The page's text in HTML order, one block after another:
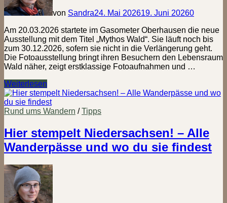
von Sandra24. Mai 202619. Juni 20260
Am 20.03.2026 startete im Gasometer Oberhausen die neue
Ausstellung mit dem Titel „Mythos Wald“. Sie läuft noch bis
zum 30.12.2026, sofern sie nicht in die Verlängerung geht.
Die Fotoausstellung bringt ihren Besuchern den Lebensraum
Wald näher, zeigt erstklassige Fotoaufnahmen und …
„Mythos
Wald“
im
Gasometer
Weiterlesen
Rund ums Wandern /Tipps
Hier stempelt Niedersachsen! – Alle
Wanderpässe und wo du sie findest